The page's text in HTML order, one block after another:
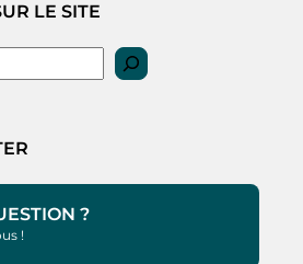
LE SITE
?
!